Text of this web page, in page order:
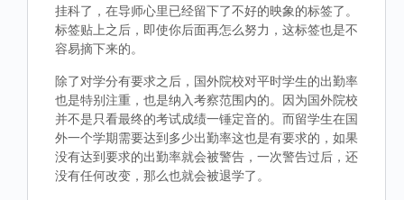
挂科了，在导师心里已经留下了不好的映象的标签了。
标签贴上之后，即使你后面再怎么努力，这标签也是不
容易摘下来的。
除了对学分有要求之后，国外院校对平时学生的出勤率
也是特别注重，也是纳入考察范围内的。因为国外院校
并不是只看最终的考试成绩一锤定音的。而留学生在国
外一个学期需要达到多少出勤率这也是有要求的，如果
没有达到要求的出勤率就会被警告，一次警告过后，还
没有任何改变，那么也就会被退学了。